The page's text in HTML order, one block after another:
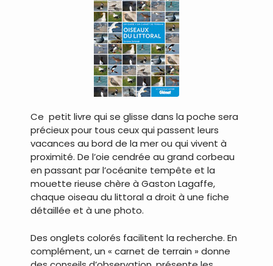
Ce petit livre qui se glisse dans la poche sera
précieux pour tous ceux qui passent leurs
vacances au bord de la mer ou qui vivent à
proximité. De l’oie cendrée au grand corbeau
en passant par l’océanite tempête et la
mouette rieuse chère à Gaston Lagaffe,
chaque oiseau du littoral a droit à une fiche
détaillée et à une photo.
Des onglets colorés facilitent la recherche. En
complément, un « carnet de terrain » donne